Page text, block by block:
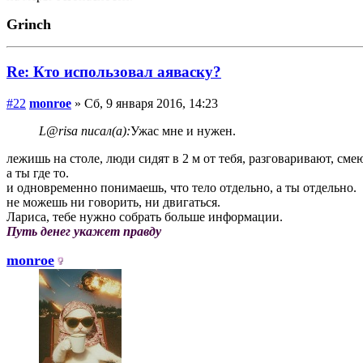
Grinch
Re: Кто использовал аяваску?
#22 monroe » Сб, 9 января 2016, 14:23
L@risa писал(а):Ужас мне и нужен.
лежишь на столе, люди сидят в 2 м от тебя, разговаривают,
а ты где то.
и одновременно понимаешь, что тело отдельно, а ты отдельно.
не можешь ни говорить, ни двигаться.
Лариса, тебе нужно собрать больше информации.
Путь денег укажет правду
monroe